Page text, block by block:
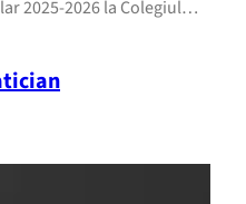
2025-2026 la Colegiul…